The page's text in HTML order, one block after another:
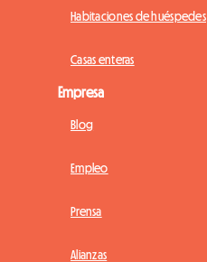
Habitaciones de huéspedes
Casas enteras
Empresa
Blog
Empleo
Prensa
Alianzas